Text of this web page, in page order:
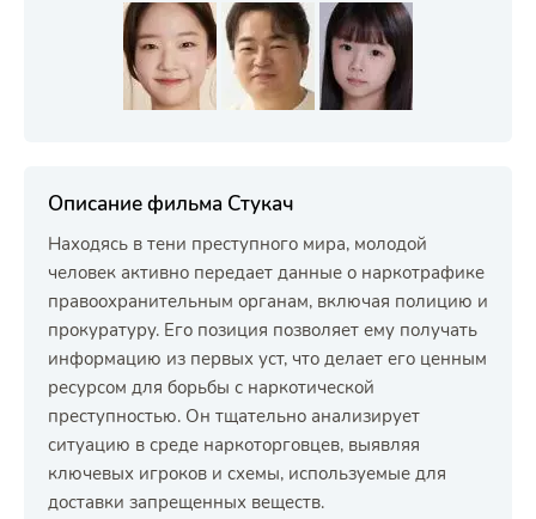
Описание фильма Стукач
Находясь в тени преступного мира, молодой
человек активно передает данные о наркотрафике
правоохранительным органам, включая полицию и
прокуратуру. Его позиция позволяет ему получать
информацию из первых уст, что делает его ценным
ресурсом для борьбы с наркотической
преступностью. Он тщательно анализирует
ситуацию в среде наркоторговцев, выявляя
ключевых игроков и схемы, используемые для
доставки запрещенных веществ.